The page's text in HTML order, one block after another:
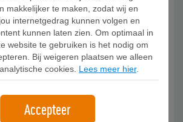
makkelijker te maken, zodat wij en
internetgedrag kunnen volgen en
kunnen laten zien. Om optimaal in
website te gebruiken is het nodig om
Bij weigeren plaatsen we alleen
cookies. Lees meer hier.
Accepteer